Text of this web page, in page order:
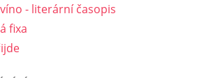
- literární časopis
fixa